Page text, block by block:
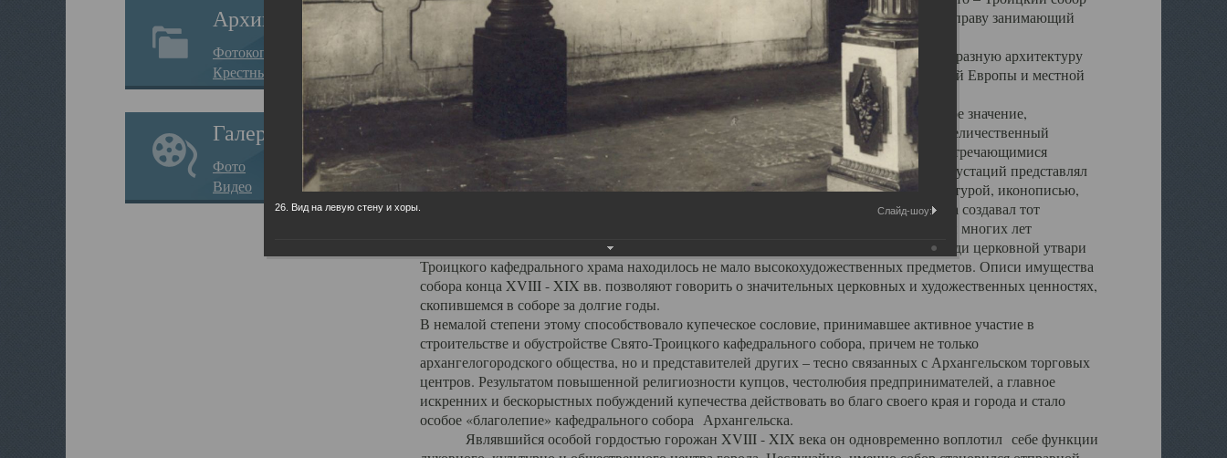
Архив
Фотокопии дел
Крестные ходы
Галерея
Фото
Видео
оставался самым высоким и значительным из городских строений Архангельска, по праву занимающий
второе место, после гостиных дворов, в градостроительной картине Архангельска.
Один из самых больших и светлых соборов России воплотил в себе яркую и своеобразную архитектуру
портового города с отраженными в ней архитектурными течениями России, Западной Европы и местной
архангелогородской школы церковного зодчества.
Масштабность, благолепие и богатство собора, вполне оправдывали его кафедральное значение,
заслуженно выделяя из многочисленных культовых построек города. Обширный и величественный
иконостас украшенный колоннами ионического стиля, с единственными нигде не встречающимися
царскими вратами, изящным фронтоном и множеством резных, символических инкрустаций представлял
собой поистине художественную ценность. В совокупности же с живописью, скульптурой, иконописью,
шитьем, многочисленными предметами церковной утвари интерьер Троицкого храма создавал тот
неповторимый красочный ансамбль декоративного убранства собора, на протяжении многих лет
поражающий воображение своих посетителей. В соборной ризнице, библиотеке, среди церковной утвари
Троицкого кафедрального храма находилось не мало высокохудожественных предметов. Описи имущества
собора конца XVIII - XIX вв. позволяют говорить о значительных церковных и художественных ценностях,
скопившемся в соборе за долгие годы.
В немалой степени этому способствовало купеческое сословие, принимавшее активное участие в
строительстве и обустройстве Свято-Троицкого кафедрального собора, причем не только
архангелогородского общества, но и представителей других – тесно связанных с Архангельском торговых
центров. Результатом повышенной религиозности купцов, честолюбия предпринимателей, а главное
искренних и бескорыстных побуждений купечества действовать во благо своего края и города и стало
особое «благолепие» кафедрального собора Архангельска.
Являвшийся особой гордостью горожан XVIII - XIX века он одновременно воплотил себе функции
26. Вид на левую стену и хоры. Слайд-шоу: